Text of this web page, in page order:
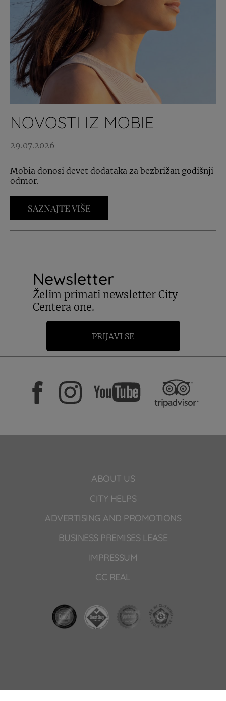
NOVOSTI IZ MOBIE
29.07.2026
Mobia donosi devet dodataka za bezbrižan godišnji
odmor.
SAZNAJTE VIŠE
Newsletter
Želim primati newsletter City
Centera one.
PRIJAVI SE
ABOUT US
CITY HELPS
ADVERTISING AND PROMOTIONS
BUSINESS PREMISES LEASE
IMPRESSUM
CC REAL